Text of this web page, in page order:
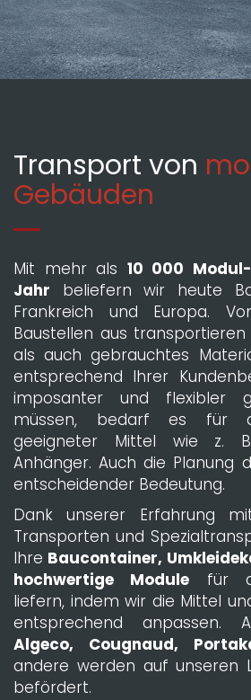
Transport von
Gebäuden
Mit mehr als 10 000
Jahr beliefern wir heute
Frankreich und Europa.
Baustellen aus
als auch gebrauchtes
entsprechend Ihrer
imposanter und flexibler
müssen, bedarf es für
geeigneter Mittel wie z.
Anhänger. Auch die Planung
entscheidender Bedeutung.
Dank unserer Erfahrung
Transporten und
Ihre Baucontainer,
hochwertige Module für
liefern, indem wir die Mittel
entsprechend anpassen.
Algeco, Cougnaud,
andere werden auf unseren
befördert.